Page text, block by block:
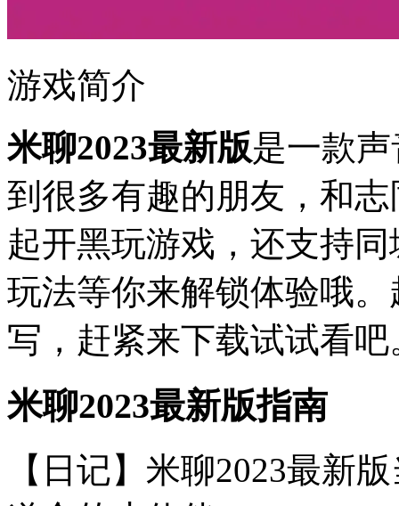
游戏简介
米聊2023最新版是一款
到很多有趣的朋友，和
起开黑玩游戏，还支持
玩法等你来解锁体验哦
写，赶紧来下载试试看吧
米聊2023最新版指南
【日记】米聊2023最新